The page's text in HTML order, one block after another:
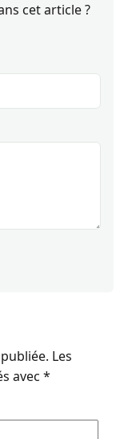
cet article ?
Les
avec *